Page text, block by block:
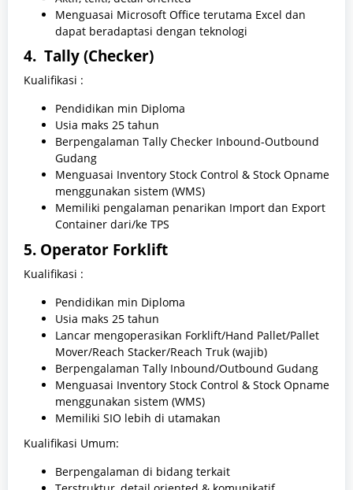
Menguasai Microsoft Office terutama Excel dan
dapat beradaptasi dengan teknologi
4. Tally (Checker)
Kualifikasi :
Pendidikan min Diploma
Usia maks 25 tahun
Berpengalaman Tally Checker Inbound-Outbound
Gudang
Menguasai Inventory Stock Control & Stock Opname
menggunakan sistem (WMS)
Memiliki pengalaman penarikan Import dan Export
Container dari/ke TPS
5. Operator Forklift
Kualifikasi :
Pendidikan min Diploma
Usia maks 25 tahun
Lancar mengoperasikan Forklift/Hand Pallet/Pallet
Mover/Reach Stacker/Reach Truk (wajib)
Berpengalaman Tally Inbound/Outbound Gudang
Menguasai Inventory Stock Control & Stock Opname
menggunakan sistem (WMS)
Memiliki SIO lebih di utamakan
Kualifikasi Umum:
Berpengalaman di bidang terkait